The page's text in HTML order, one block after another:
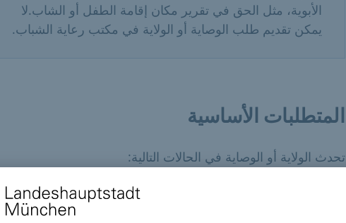
الأبوية، مثل الحق في تقرير مكان إقامة الطفل أو الشاب.لا
يمكن تقديم طلب الوصاية أو الولاية في مكتب رعاية الشباب.
المتطلبات الأساسية
تحدث الولاية أو الوصاية في الحالات التالية:
قيام المحكمة المحلية بسحب الوصاية الأبوية من الوالدين كلياً
جزئياً بسبب وجود خطر على رفاهية الطفل ونقلها إلى مكتب